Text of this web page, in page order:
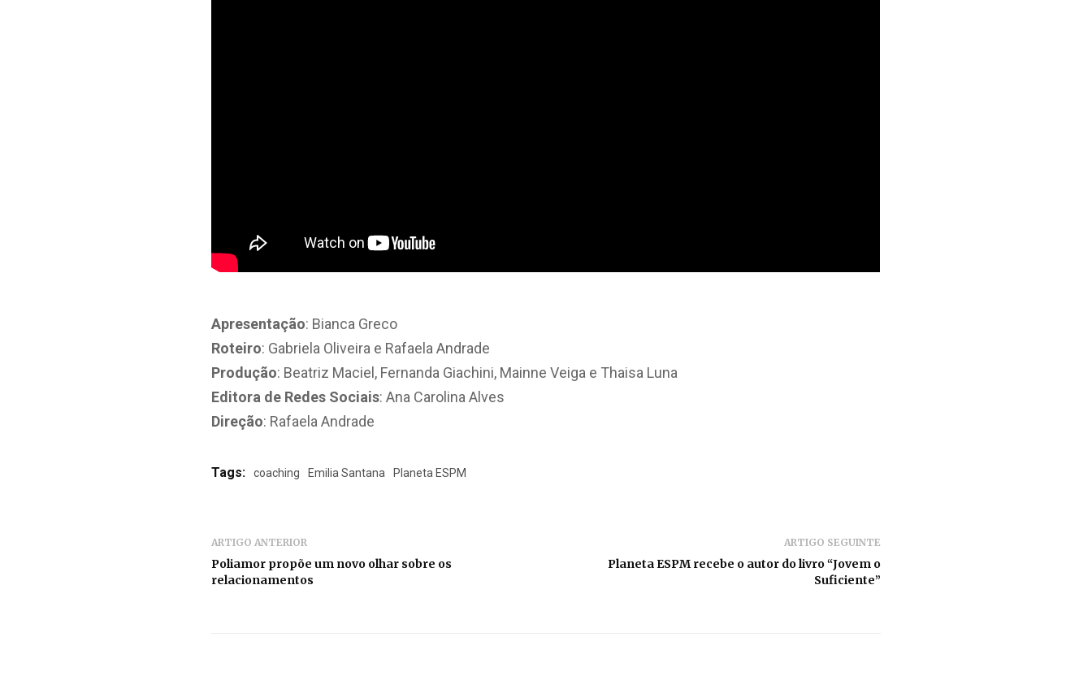
Apresentação: Bianca Greco
Roteiro: Gabriela Oliveira e Rafaela Andrade
Produção: Beatriz Maciel, Fernanda Giachini, Mainne Veiga e Thaisa Luna
Editora de Redes Sociais: Ana Carolina Alves
Direção: Rafaela Andrade
Tags: coaching Emilia Santana Planeta ESPM
ARTIGO ANTERIOR
Poliamor propõe um novo olhar sobre os
relacionamentos
ARTIGO SEGUINTE
Planeta ESPM recebe o autor do livro “Jovem o
Suficiente”